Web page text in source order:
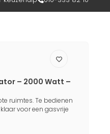
– 2000 Watt –
ruimtes. Te bedienen
voor een gasvrije